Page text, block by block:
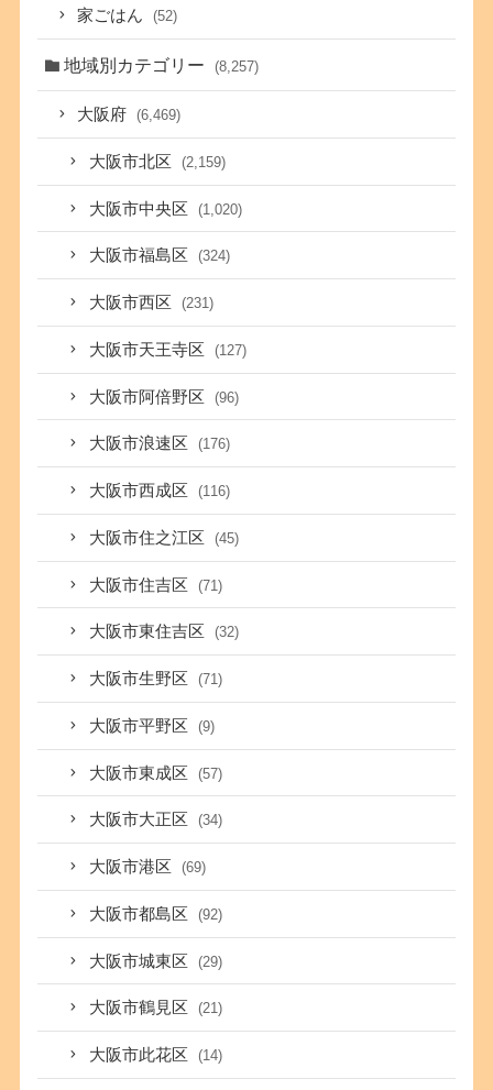
家ごはん (52)
地域別カテゴリー (8,257)
大阪府 (6,469)
大阪市北区 (2,159)
大阪市中央区 (1,020)
大阪市福島区 (324)
大阪市西区 (231)
大阪市天王寺区 (127)
大阪市阿倍野区 (96)
大阪市浪速区 (176)
大阪市西成区 (116)
大阪市住之江区 (45)
大阪市住吉区 (71)
大阪市東住吉区 (32)
大阪市生野区 (71)
大阪市平野区 (9)
大阪市東成区 (57)
大阪市大正区 (34)
大阪市港区 (69)
大阪市都島区 (92)
大阪市城東区 (29)
大阪市鶴見区 (21)
大阪市此花区 (14)